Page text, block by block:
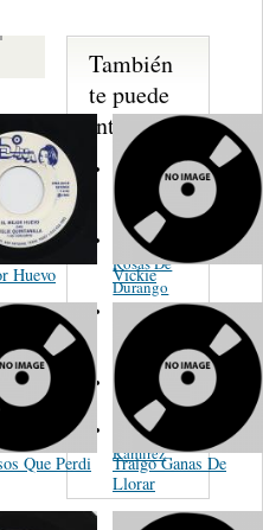
Huevo Vickie
Que Perdi
Traigo Ganas De
Llorar
También
te puede
interesar...
Los Estrellas
De
Monterrey
Las Dos
Rosas De
Durango
Hermanos
Ruiz
Luis G.
Roldan
Hermanos
Ramirez